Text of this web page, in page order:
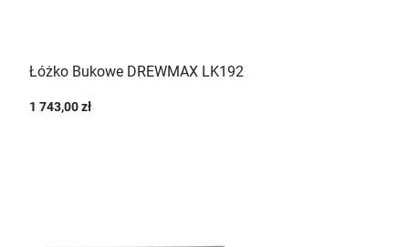
Łóżko Bukowe DREWMAX LK192
1 743,00 zł